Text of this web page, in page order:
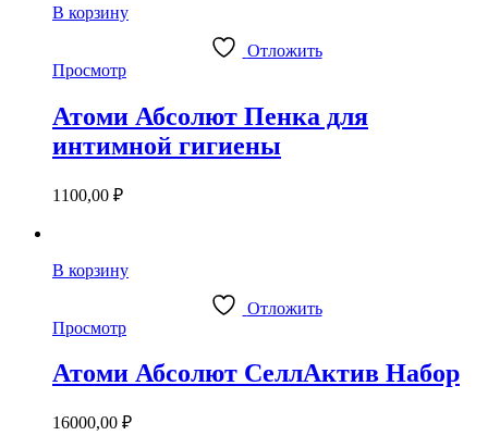
В корзину
Отложить
Просмотр
Атоми Абсолют Пенка для
интимной гигиены
1100,00 ₽
В корзину
Отложить
Просмотр
Атоми Абсолют СеллАктив Набор
16000,00 ₽